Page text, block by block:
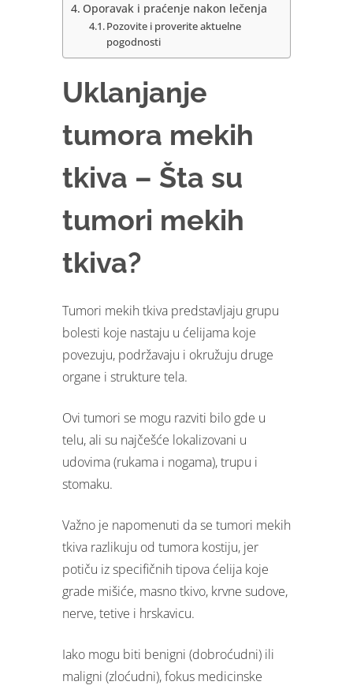
Oporavak i praćenje nakon lečenja
Pozovite i proverite aktuelne
pogodnosti
Uklanjanje
tumora mekih
tkiva – Šta su
tumori mekih
tkiva?
Tumori mekih tkiva predstavljaju grupu
bolesti koje nastaju u ćelijama koje
povezuju, podržavaju i okružuju druge
organe i strukture tela.
Ovi tumori se mogu razviti bilo gde u
telu, ali su najčešće lokalizovani u
udovima (rukama i nogama), trupu i
stomaku.
Važno je napomenuti da se tumori mekih
tkiva razlikuju od tumora kostiju, jer
potiču iz specifičnih tipova ćelija koje
grade mišiće, masno tkivo, krvne sudove,
nerve, tetive i hrskavicu.
Iako mogu biti benigni (dobroćudni) ili
maligni (zloćudni), fokus medicinske